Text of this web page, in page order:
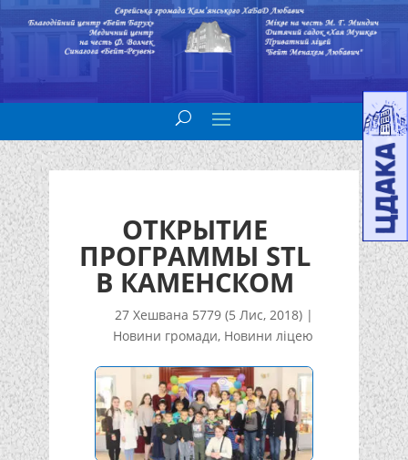
ОТКРЫТИЕ
ПРОГРАММЫ STL
В КАМЕНСКОМ
27 Хешвана 5779 (5 Лис, 2018) |
Новини громади, Новини ліцею